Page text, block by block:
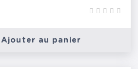
Ajouter au panier